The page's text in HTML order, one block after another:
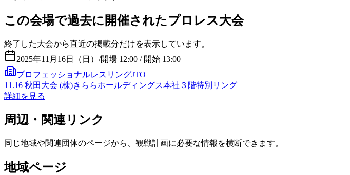
この会場で過去に開催されたプロレス大会
終了した大会から直近の掲載分だけを表示しています。
2025年11月16日（日） /開場 12:00 / 開始 13:00
プロフェッショナルレスリングJTO
11.16 秋田大会 (株)きららホールディングス本社３階特別リング
詳細を見る
周辺・関連リンク
同じ地域や関連団体のページから、観戦計画に必要な情報を横断できます。
地域ページ